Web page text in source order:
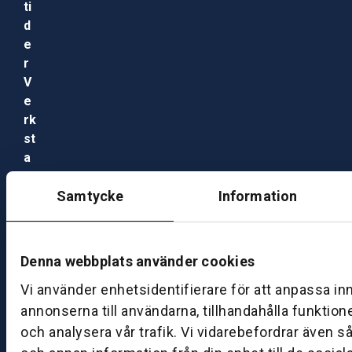
Samtycke Information
Denna webbplats använder cookies
Vi använder enhetsidentifierare för att anpassa
annonserna till användarna, tillhandahålla
och analysera vår trafik. Vi vidarebefordrar även
ti
d
e
r
V
e
rk
st
a
d
g
–
fr
e